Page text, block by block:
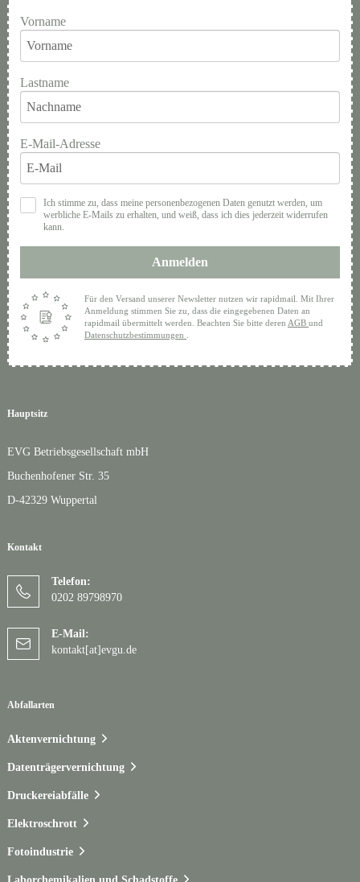
Hauptsitz
EVG Betriebsgesellschaft mbH
Buchenhofener Str. 35
D-42329 Wuppertal
Kontakt
Telefon:
0202 89798970
E-Mail:
kontakt[at]evgu.de
Abfallarten
Aktenvernichtung
Datenträgervernichtung
Druckereiabfälle
Elektroschrott
Fotoindustrie
Vorname
Lastname
E-Mail-Adresse
Ich stimme zu, dass meine personenbezogenen Daten genutzt werden, um
werbliche E-Mails zu erhalten, und weiß, dass ich dies jederzeit widerrufen
kann.
Anmelden
Für den Versand unserer Newsletter nutzen wir rapidmail. Mit Ihrer
Anmeldung stimmen Sie zu, dass die eingegebenen Daten an
rapidmail übermittelt werden. Beachten Sie bitte deren AGB und
Datenschutzbestimmungen